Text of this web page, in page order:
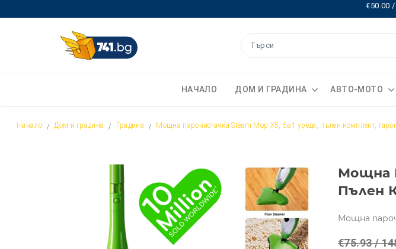
€50.00
НАЧАЛО ДОМ И ГРАДИНА АВТО-МОТО
Начало Дом и градина Градина Мощна парочистачка Steam Mop X5, 5в1 уреда, пълен комплект,
Мощна
Пълен
Мощна
€75.93 /